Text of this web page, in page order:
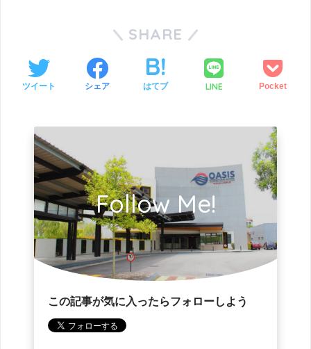
SHARE
ツイート シェア はてブ LINE Pocket
Follow Me!
この記事が気に入ったらフォローしよう